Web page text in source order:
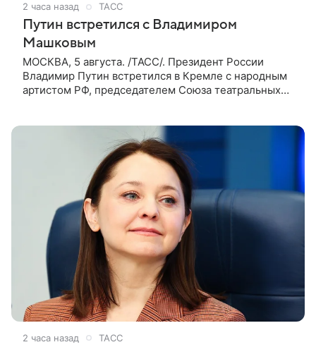
2 часа назад ТАСС
Путин встретился с Владимиром
Машковым
МОСКВА, 5 августа. /ТАСС/. Президент России
Владимир Путин встретился в Кремле с народным
артистом РФ, председателем Союза театральных
2 часа назад ТАСС